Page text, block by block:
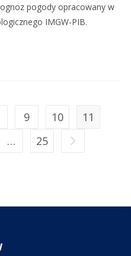
pogody opracowany w
IMGW-PIB.
9 10
11
… 25